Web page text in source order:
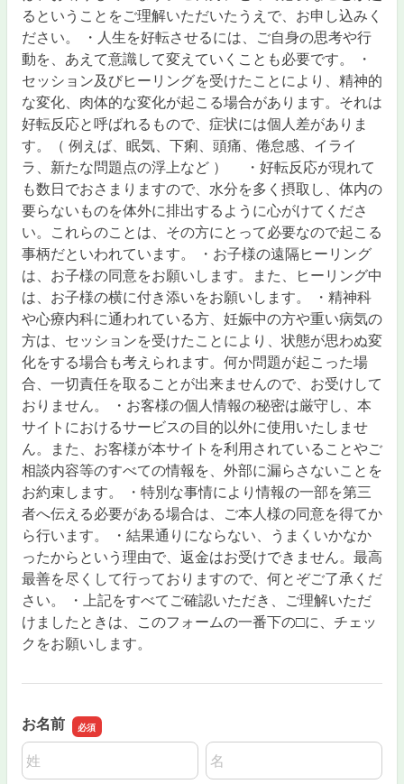
るということをご理解いただいたうえで、お申し込みく
ださい。 ・人生を好転させるには、ご自身の思考や行
動を、あえて意識して変えていくことも必要です。 ・
セッション及びヒーリングを受けたことにより、精神的
な変化、肉体的な変化が起こる場合があります。それは
好転反応と呼ばれるもので、症状には個人差がありま
す。（ 例えば、眠気、下痢、頭痛、倦怠感、イライ
ラ、新たな問題点の浮上など ） ・好転反応が現れて
も数日でおさまりますので、水分を多く摂取し、体内の
要らないものを体外に排出するように心がけてくださ
い。これらのことは、その方にとって必要なので起こる
事柄だといわれています。 ・お子様の遠隔ヒーリング
は、お子様の同意をお願いします。また、ヒーリング中
は、お子様の横に付き添いをお願いします。 ・精神科
や心療内科に通われている方、妊娠中の方や重い病気の
方は、セッションを受けたことにより、状態が思わぬ変
化をする場合も考えられます。何か問題が起こった場
合、一切責任を取ることが出来ませんので、お受けして
おりません。 ・お客様の個人情報の秘密は厳守し、本
サイトにおけるサービスの目的以外に使用いたしませ
ん。また、お客様が本サイトを利用されていることやご
相談内容等のすべての情報を、外部に漏らさないことを
お約束します。 ・特別な事情により情報の一部を第三
者へ伝える必要がある場合は、ご本人様の同意を得てか
ら行います。 ・結果通りにならない、うまくいかなか
ったからという理由で、返金はお受けできません。最高
最善を尽くして行っておりますので、何とぞご了承くだ
さい。 ・上記をすべてご確認いただき、ご理解いただ
けましたときは、このフォームの一番下の□に、チェッ
クをお願いします。
お名前
名前の姓
名前の名